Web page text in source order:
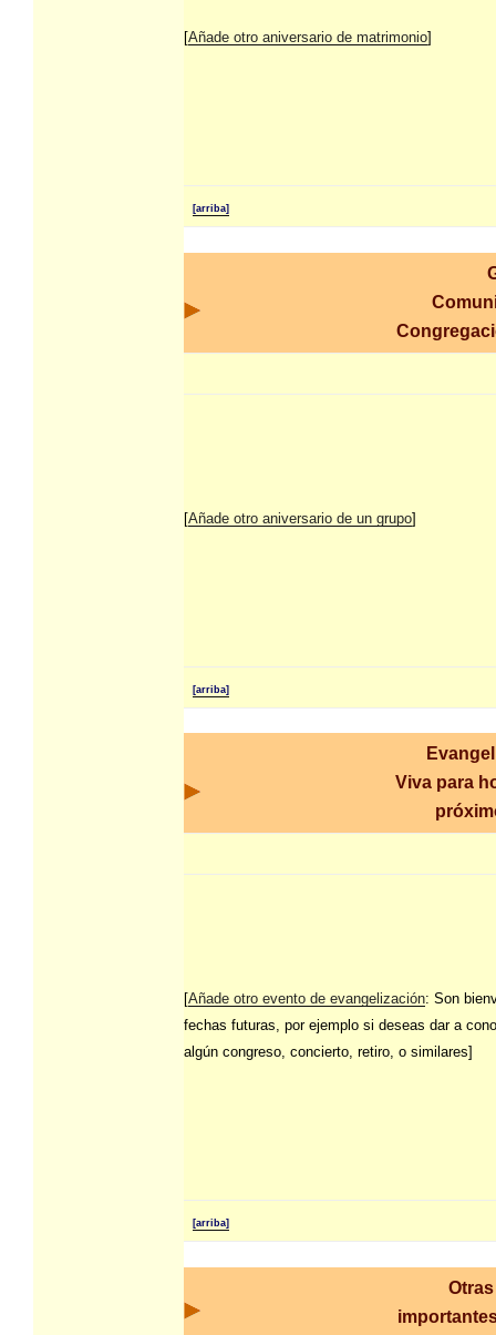
[Añade otro aniversario de matrimonio]
[arriba]
[Añade otro aniversario de un grupo]
[arriba]
Viva para
[Añade otro evento de evangelización: Son
fechas futuras, por ejemplo si deseas dar a
algún congreso, concierto, retiro, o similares]
[arriba]